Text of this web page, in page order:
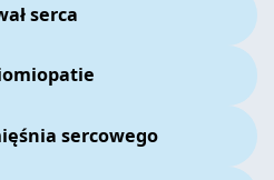
serca
sercowego